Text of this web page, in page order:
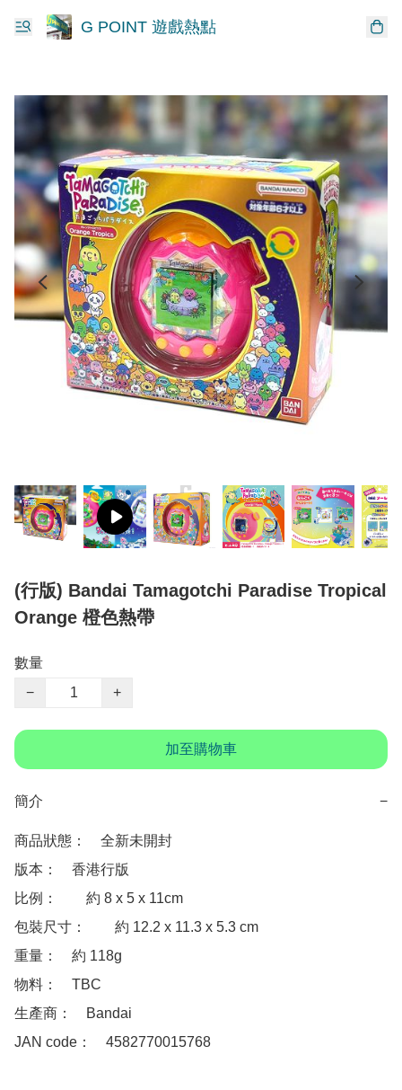
G POINT 遊戲熱點
(行版) Bandai Tamagotchi Paradise Tropical
Orange 橙色熱帶
數量
−
+
加至購物車
簡介 −
商品狀態：　全新未開封
版本：　香港行版
比例：　	約 8 x 5 x 11cm
包裝尺寸：　	約 12.2 x 11.3 x 5.3 cm
重量：　約 118g
物料：　TBC
生產商：　Bandai
JAN code：　4582770015768